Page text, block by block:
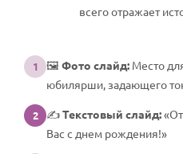
всего отражает
1 🖼️ Фото слайд: Место
юбилярши, задающего
2 ✍️Текстовый слайд:
Вас с днем рождения!»